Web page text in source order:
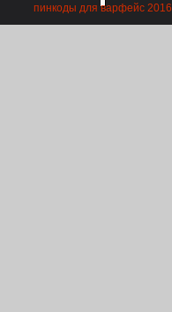
пинкоды для варфейс 2016